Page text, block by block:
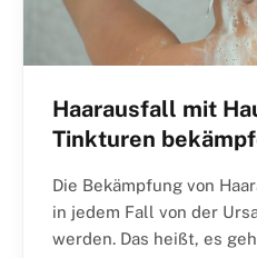
Haarausfall mit
Tinkturen
Die Bekämpfung von
in jedem Fall von der
werden. Das heißt, es